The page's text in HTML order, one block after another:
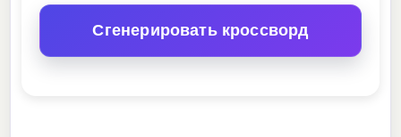
Сгенерировать кроссворд